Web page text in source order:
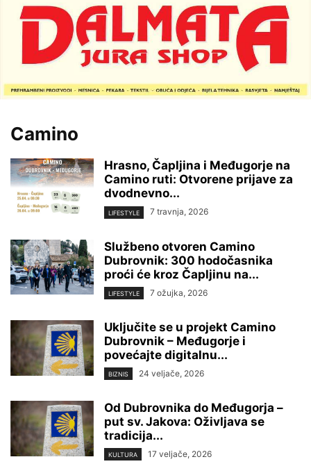
Camino
Hrasno, Čapljina i Međugorje na
Camino ruti: Otvorene prijave za
dvodnevno...
LIFESTYLE 7 travnja, 2026
Službeno otvoren Camino
Dubrovnik: 300 hodočasnika
proći će kroz Čapljinu na...
LIFESTYLE 7 ožujka, 2026
Uključite se u projekt Camino
Dubrovnik – Međugorje i
povećajte digitalnu...
BIZNIS 24 veljače, 2026
Od Dubrovnika do Međugorja –
put sv. Jakova: Oživljava se
tradicija...
KULTURA 17 veljače, 2026